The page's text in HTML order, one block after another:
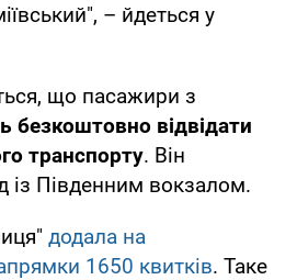
– йдеться у
що пасажири з
безкоштовно відвідати
транспорту. Він
із Південним вокзалом.
додала на
1650 квитків. Таке